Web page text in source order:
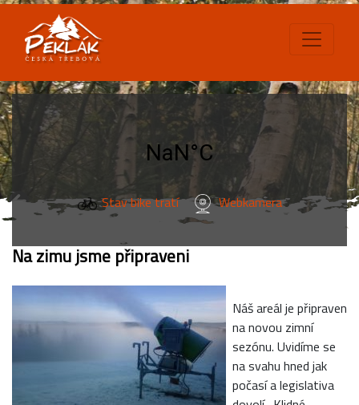
Stav bike tratí Webkamera
Na zimu jsme připraveni
Náš areál je připraven
na novou zimní
sezónu. Uvidíme se
na svahu hned jak
počasí a legislativa